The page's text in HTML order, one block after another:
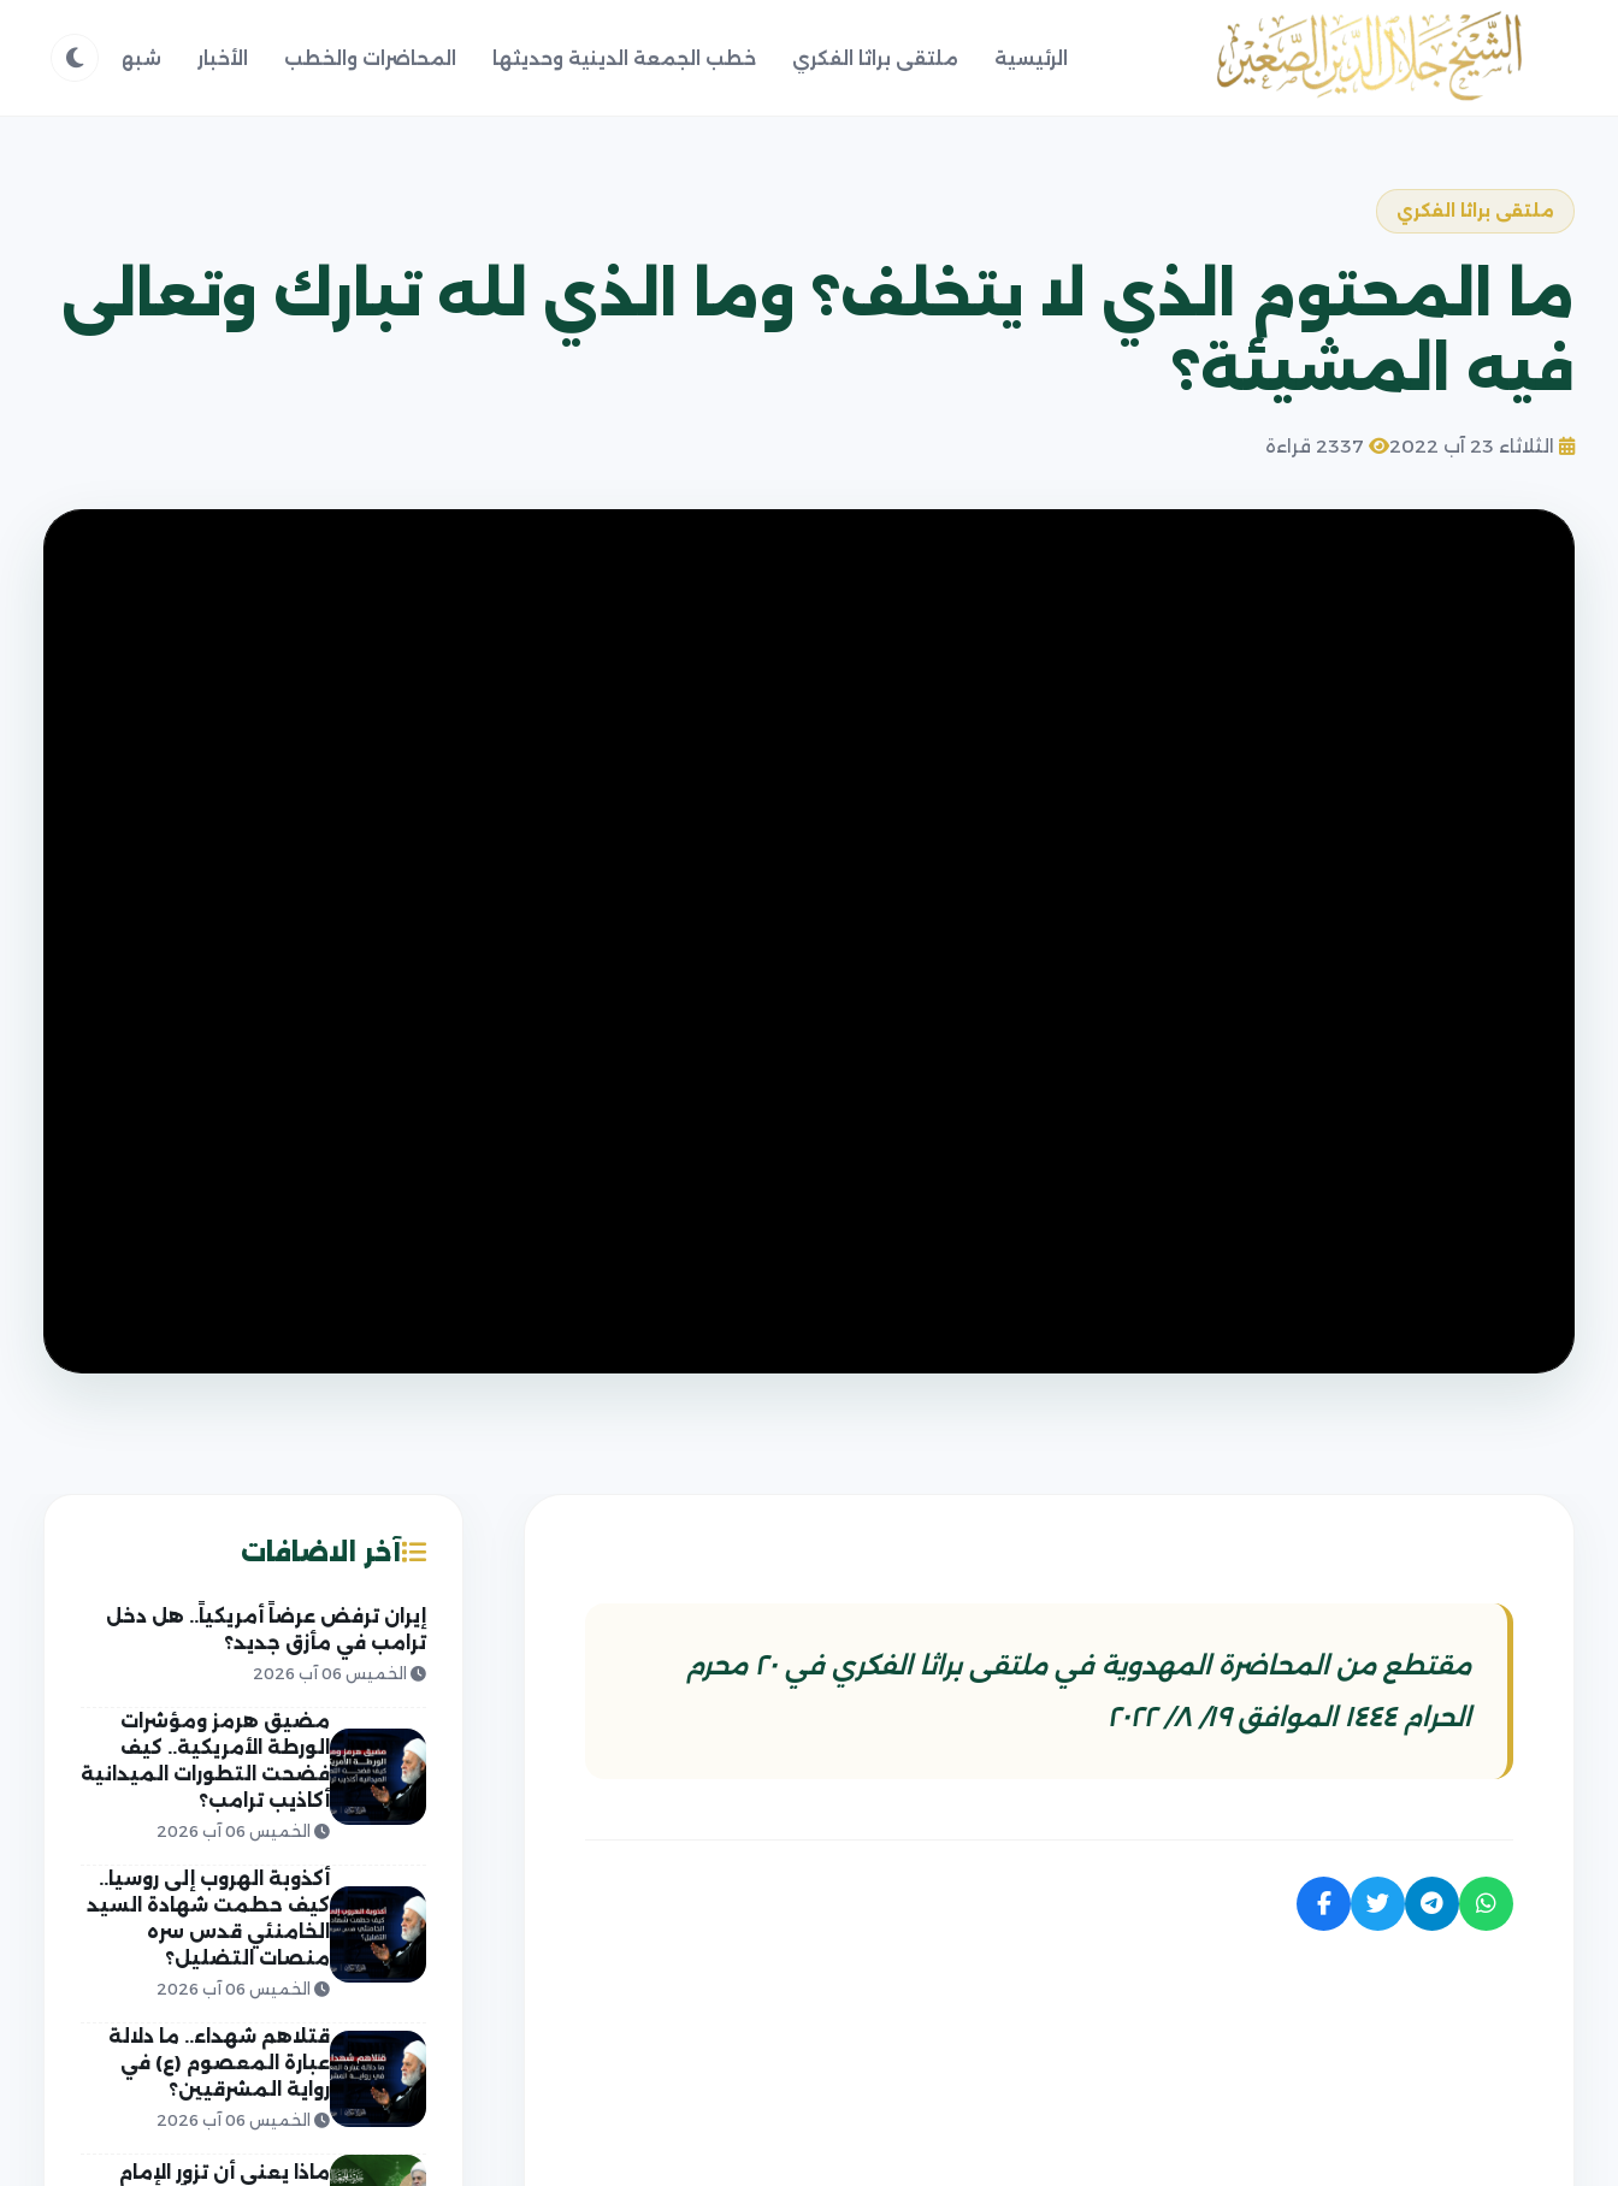
الرئيسية ملتقى براثا الفكري خطب الجمعة الدينية وحديثها المحاضرات والخطب الأخبار شبهات وردود
ملتقى براثا الفكري
ما المحتوم الذي لا يتخلف؟ وما الذي لله تبارك وتعالى
فيه المشيئة؟
الثلاثاء 23 آب 2022
مقتطع من المحاضرة المهدوية في ملتقى براثا الفكري في ٢٠ محرم
الحرام ١٤٤٤ الموافق ١٩/ ٨/ ٢٠٢٢
آخر الاضافات
إيران ترفض عرضاً أمريكياً.. هل دخل
ترامب في مأزق جديد؟
الخميس 06 آب 2026
مضيق هرمز ومؤشرات
الورطة الأمريكية.. كيف
فضحت التطورات الميدانية
أكاذيب ترامب؟
الخميس 06 آب 2026
أكذوبة الهروب إلى روسيا..
كيف حطمت شهادة السيد
الخامنئي قدس سره
منصات التضليل؟
الخميس 06 آب 2026
قتلاهم شهداء.. ما دلالة
عبارة المعصوم (ع) في
رواية المشرقيين؟
الخميس 06 آب 2026
ماذا يعني أن تزور الإمام